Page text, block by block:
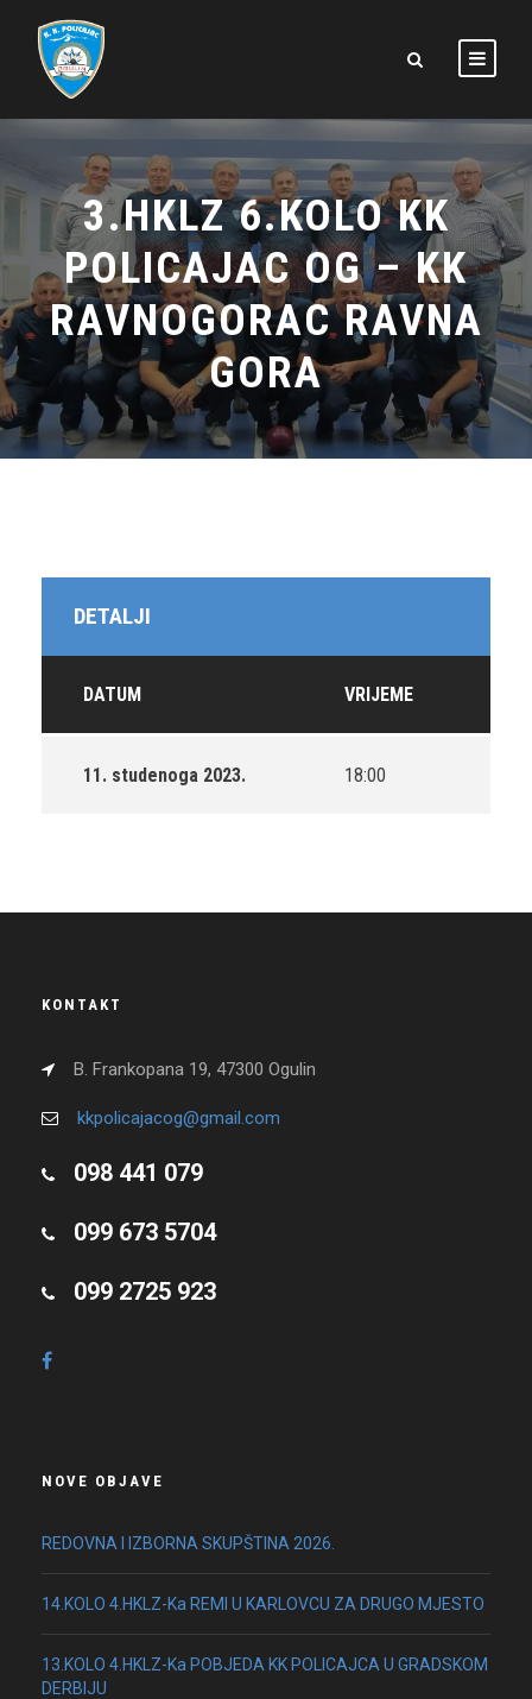
3.HKLZ 6.KOLO KK
POLICAJAC OG – KK
RAVNOGORAC RAVNA
GORA
DETALJI
DATUM VRIJEME
11. studenoga 2023. 18:00
KONTAKT
B. Frankopana 19, 47300 Ogulin
kkpolicajacog@gmail.com
098 441 079
099 673 5704
099 2725 923
NOVE OBJAVE
REDOVNA I IZBORNA SKUPŠTINA 2026.
14.KOLO 4.HKLZ-Ka REMI U KARLOVCU ZA DRUGO MJESTO
13.KOLO 4.HKLZ-Ka POBJEDA KK POLICAJCA U GRADSKOM
DERBIJU